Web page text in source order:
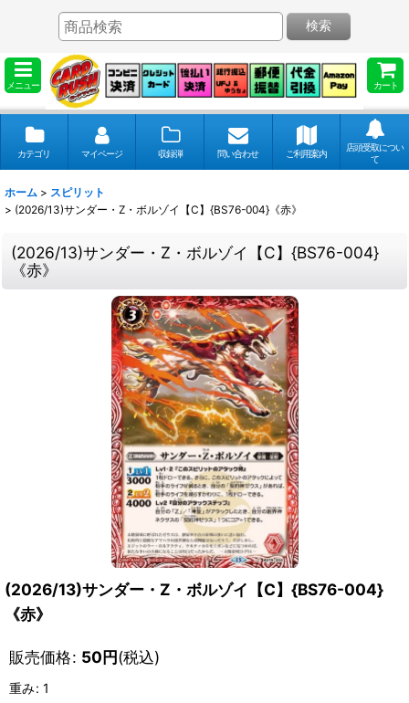
メニュー カート
検索
カテゴリ マイページ 収録弾 問い合わせ ご利用案内
店頭受取につい
て
ホーム > スピリット
> (2026/13)サンダー・Z・ボルゾイ【C】{BS76-004}《赤》
(2026/13)サンダー・Z・ボルゾイ【C】{BS76-004}
《赤》
(2026/13)サンダー・Z・ボルゾイ【C】{BS76-004}
《赤》
販売価格: 50円(税込)
重み: 1